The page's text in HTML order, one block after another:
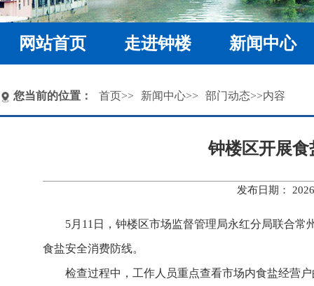
网站首页 走进钟楼 新闻中心
您当前的位置： 首页>> 新闻中心>> 部门动态>>内容
钟楼区开展
发布日期：
5月11日，钟楼区市场监督管理局永红分局联合
食盐安全消费防线。
检查过程中，工作人员重点查看市场内食盐经营